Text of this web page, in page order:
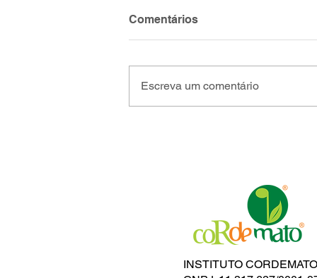
Comentários
Escreva um comentário
INSTITUTO